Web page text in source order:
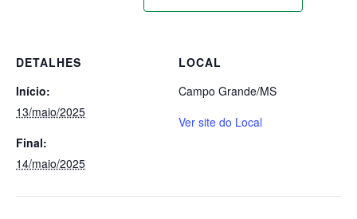
DETALHES
Início:
13/maio/2025
Final:
14/maio/2025
LOCAL
Campo Grande/MS
Ver site do Local